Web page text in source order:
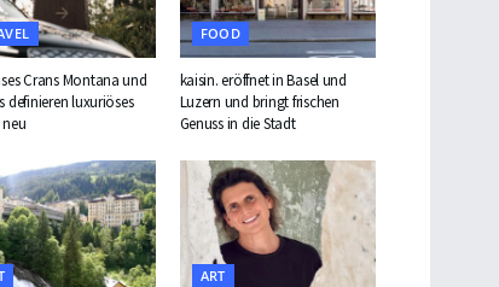
Crans Montana und
definieren luxuriöses
neu
FOOD
kaisin. eröffnet in Basel und
Luzern und bringt frischen
Genuss in die Stadt
ART